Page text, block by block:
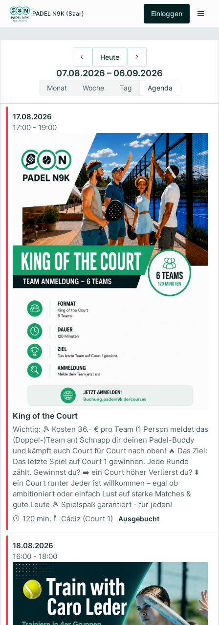
PADEL N9K (Saar) Einloggen
Heute
07.08.2026 – 06.09.2026
Monat Woche Tag Agenda
17.08.2026
17:00 - 19:00
King of the Court
Wichtig: 🎾 Kosten 36.- € pro Team (1 Person meldet das
(Doppel-)Team an) Schnapp dir deinen Padel-Buddy
und kämpft euch Court für Court nach oben! 🔥 Das Ziel:
Das letzte Spiel auf Court 1 gewinnen. Jede Runde
zählt. Gewinnst du? ➡️ ein Court höher Verlierst du? ⬇️
ein Court runter Jeder ist willkommen – egal ob
ambitioniert oder einfach Lust auf starke Matches &
gute Leute 🎾 Spielspaß garantiert - für jeden!
120 min.
Cádiz (Court 1) Ausgebucht
18.08.2026
16:00 - 18:00